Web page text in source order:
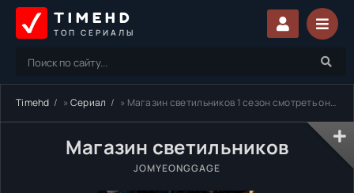
TIMEHD
ТОП СЕРИАЛЫ
Timehd »Сериал » Магазин светильников 1 сезон смотреть онлайн бесплатно
Магазин светильников
JOMYEONGGAGE